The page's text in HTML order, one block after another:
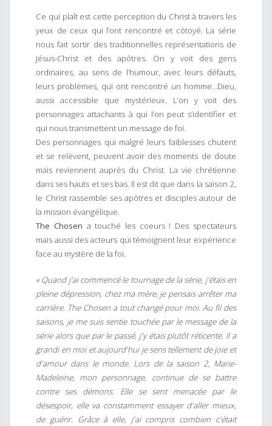
Ce qui plaît est cette perception du Christ à travers les
yeux de ceux qui l’ont rencontré et côtoyé. La série
nous fait sortir des traditionnelles représentations de
Jésus-Christ et des apôtres. On y voit des gens
ordinaires, au sens de l’humour, avec leurs défauts,
leurs problèmes, qui ont rencontré un homme…Dieu,
aussi accessible que mystérieux. L’on y voit des
personnages attachants à qui l’on peut s’identifier et
qui nous transmettent un message de foi.
Des personnages qui malgré leurs faiblesses chutent
et se relèvent, peuvent avoir des moments de doute
mais reviennent auprès du Christ. La vie chrétienne
dans ses hauts et ses bas. Il est dit que dans la saison 2,
le Christ rassemble ses apôtres et disciples autour de
la mission évangélique.
The Chosen a touché les coeurs ! Des spectateurs
mais aussi des acteurs qui témoignent leur expérience
face au mystère de la foi.
« Quand j'ai commencé le tournage de la série, j'étais en
pleine dépression, chez ma mère, je pensais arrêter ma
carrière. The Chosen a tout changé pour moi. Au fil des
saisons, je me suis sentie touchée par le message de la
série alors que par le passé, j'y étais plutôt réticente. Il a
grandi en moi et aujourd'hui je sens tellement de joie et
d'amour dans le monde. Lors de la saison 2, Marie-
Madeleine, mon personnage, continue de se battre
contre ses démons. Elle se sent menacée par le
désespoir, elle va constamment essayer d'aller mieux,
de guérir. Grâce à elle, j'ai compris combien c'était